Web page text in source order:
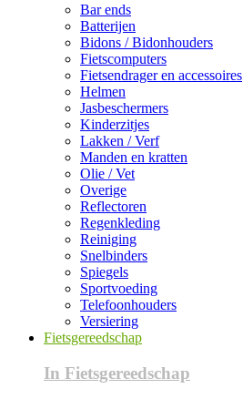
Bar ends
Batterijen
Bidons / Bidonhouders
Fietscomputers
Fietsendrager en accessoires
Helmen
Jasbeschermers
Kinderzitjes
Lakken / Verf
Manden en kratten
Olie / Vet
Overige
Reflectoren
Regenkleding
Reiniging
Snelbinders
Spiegels
Sportvoeding
Telefoonhouders
Versiering
Fietsgereedschap
In Fietsgereedschap